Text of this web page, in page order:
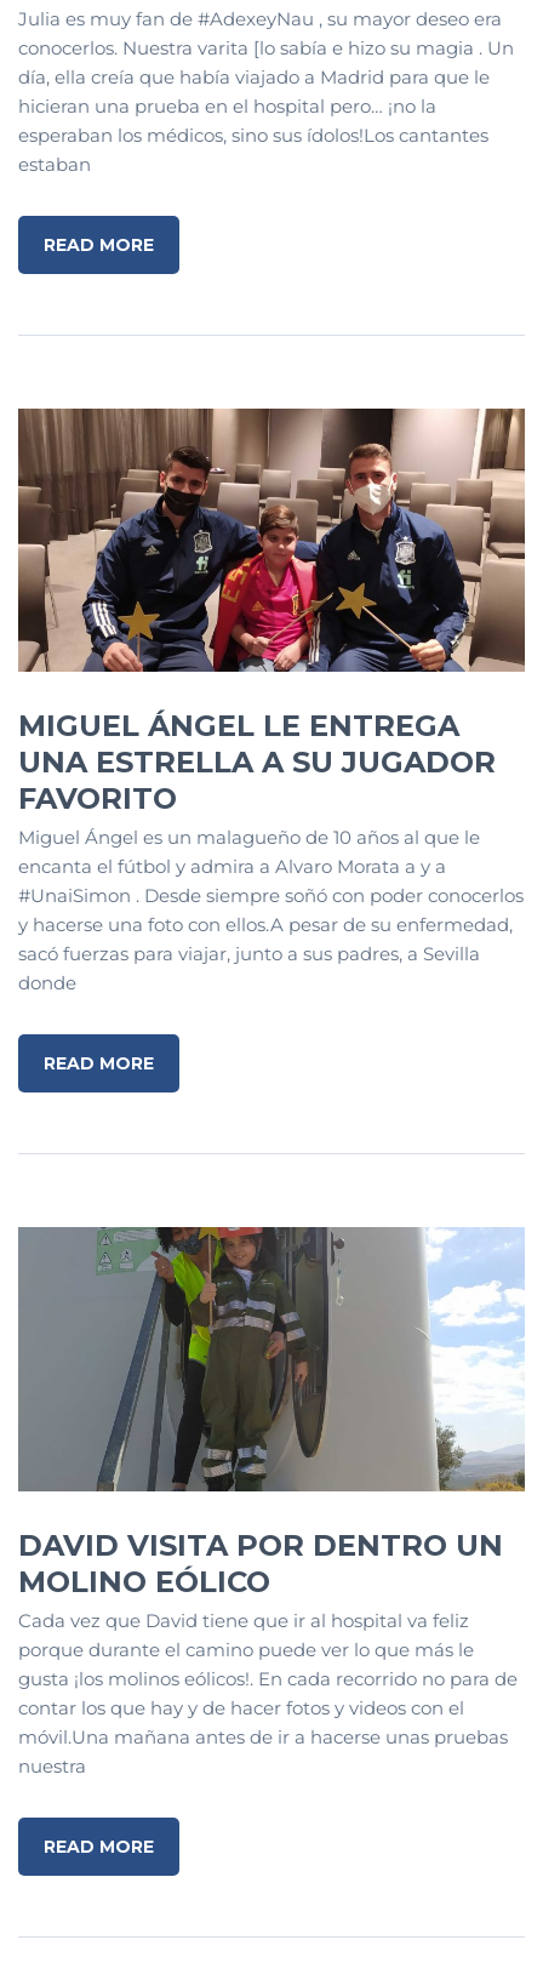
Julia es muy fan de #AdexeyNau , su mayor deseo era
conocerlos. Nuestra varita [lo sabía e hizo su magia . Un
día, ella creía que había viajado a Madrid para que le
hicieran una prueba en el hospital pero… ¡no la
esperaban los médicos, sino sus ídolos!Los cantantes
estaban
READ MORE
MIGUEL ÁNGEL LE ENTREGA
UNA ESTRELLA A SU JUGADOR
FAVORITO
Miguel Ángel es un malagueño de 10 años al que le
encanta el fútbol y admira a Alvaro Morata a y a
#UnaiSimon . Desde siempre soñó con poder conocerlos
y hacerse una foto con ellos.A pesar de su enfermedad,
sacó fuerzas para viajar, junto a sus padres, a Sevilla
donde
READ MORE
DAVID VISITA POR DENTRO UN
MOLINO EÓLICO
Cada vez que David tiene que ir al hospital va feliz
porque durante el camino puede ver lo que más le
gusta ¡los molinos eólicos!. En cada recorrido no para de
contar los que hay y de hacer fotos y videos con el
móvil.Una mañana antes de ir a hacerse unas pruebas
nuestra
READ MORE